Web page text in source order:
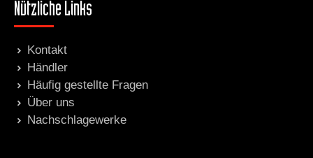
Nützliche Links
Kontakt
Händler
Häufig gestellte Fragen
Über uns
Nachschlagewerke